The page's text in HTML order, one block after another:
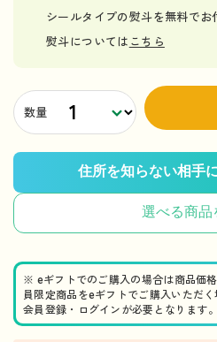
シールタイプの熨斗を無料でお
熨斗については こちら
数量
選べる商品
※ eギフトでのご購入の場合は商品価
員限定商品をeギフトでご購入いただ
会員登録・ログインが必要となります